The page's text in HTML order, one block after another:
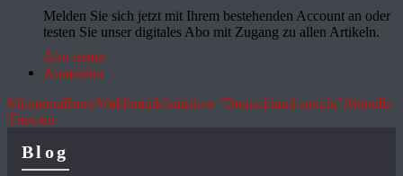
Melden Sie sich jetzt mit Ihrem bestehenden Account an oder
testen Sie unser digitales Abo mit Zugang zu allen Artikeln.
Abo testen
Anmelden
MigrationRenteWaldbrändeInitiative "Deutschland spricht"Aktuelle
Themen
Blog